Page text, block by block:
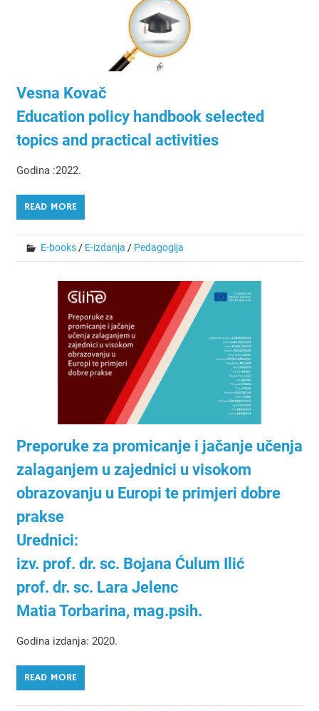
Vesna Kovač
Education policy handbook selected
topics and practical activities
Godina :2022.
READ MORE
E-books/ E-izdanja / Pedagogija
Preporuke za promicanje i jačanje učenja
zalaganjem u zajednici u visokom
obrazovanju u Europi te primjeri dobre
prakse
Urednici:
izv. prof. dr. sc. Bojana Ćulum Ilić
prof. dr. sc. Lara Jelenc
Matia Torbarina, mag.psih.
Godina izdanja: 2020.
READ MORE